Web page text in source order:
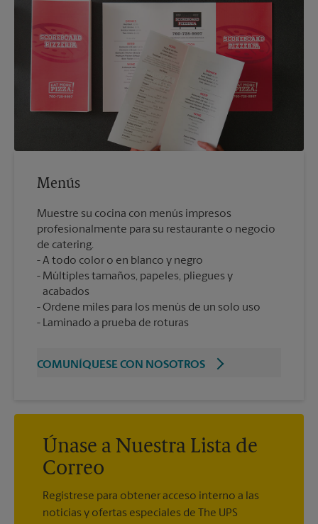
Menús
Muestre su cocina con menús impresos
profesionalmente para su restaurante o negocio
de catering.
A todo color o en blanco y negro
Múltiples tamaños, papeles, pliegues y
acabados
Ordene miles para los menús de un solo uso
Laminado a prueba de roturas
COMUNÍQUESE CON NOSOTROS
Únase a Nuestra Lista de
Correo
Regístrese para obtener acceso interno a las
noticias y ofertas especiales de The UPS